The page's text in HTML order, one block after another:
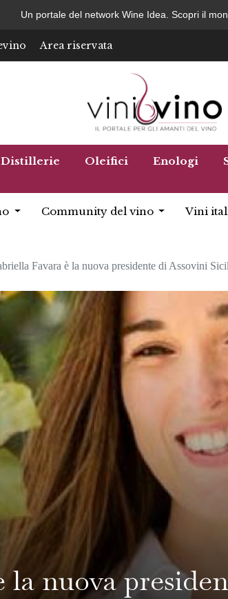
Un portale del network Wine Idea. Scopri il
Area riservata
Distillerie Oleifici Enologi
Community del vino Vini
Favara è la nuova presidente di Assovini
la nuova